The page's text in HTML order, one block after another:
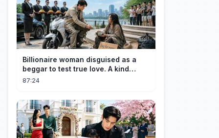
Billionaire woman disguised as a
beggar to test true love. A kind
guard helped her and got rewarded!
87:24